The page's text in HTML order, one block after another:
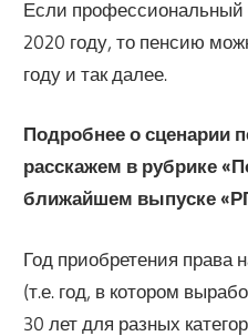
Если профессиональный
2020 году, то пенсию
году и так далее.
Подробнее о сценарии
расскажем в рубрике
ближайшем выпуске
Год приобретения права
(т.е. год, в котором
30 лет для разных